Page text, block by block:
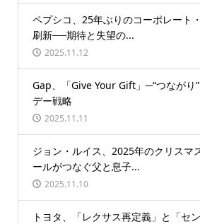
ペプシコ、25年ぶりのコーポレート
刷新──期待と失望の...
2025.11.12
Gap、「Give Your Gift」─“つながり
デー戦略
2025.11.11
ジョン・ルイス、2025年のクリスマ
ールがつなぐ父と息子...
2025.11.10
トヨタ、「レクサス再定義」と「セ